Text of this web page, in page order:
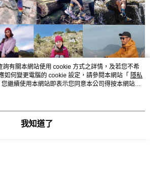
詢有關本網站使用 cookie 方式之詳情，及若您不希
如何變更電腦的 cookie 設定，請參閱本網站「 隱私
繼續使用本網站即表示您同意本公司得按本網站使
。
我知道了